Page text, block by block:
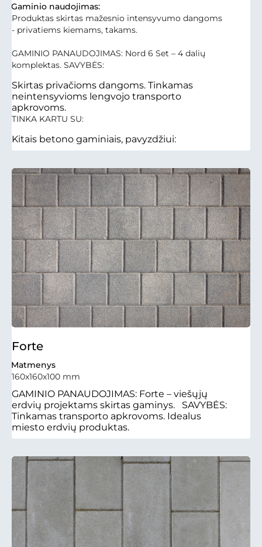
Gaminio naudojimas:
Produktas skirtas mažesnio intensyvumo dangoms
- privatiems kiemams, takams.
GAMINIO PANAUDOJIMAS: Nord 6 Set – 4 dalių
komplektas. SAVYBĖS:
Skirtas privačioms dangoms. Tinkamas
neintensyvioms lengvojo transporto
apkrovoms.
TINKA KARTU SU:
Kitais betono gaminiais, pavyzdžiui:
Forte
Matmenys
160x160x100 mm
GAMINIO PANAUDOJIMAS: Forte – viešųjų
erdvių projektams skirtas gaminys. SAVYBĖS:
Tinkamas transporto apkrovoms. Idealus
miesto erdvių produktas.